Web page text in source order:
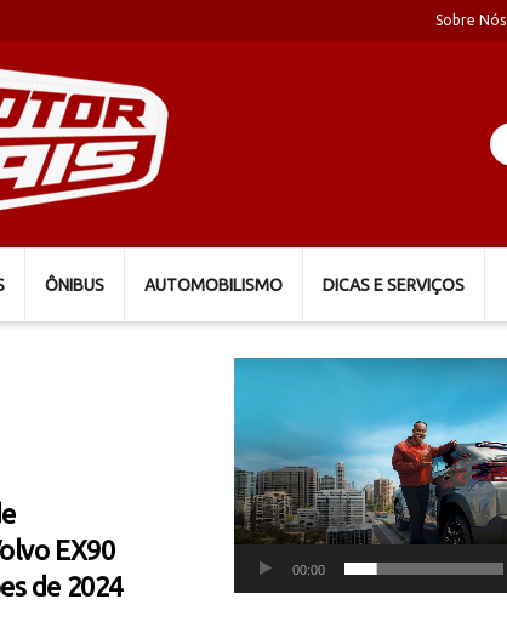
Sobre Nós
ÔNIBUS AUTOMOBILISMO DICAS E SERVIÇOS
EX90
de 2024
00:00